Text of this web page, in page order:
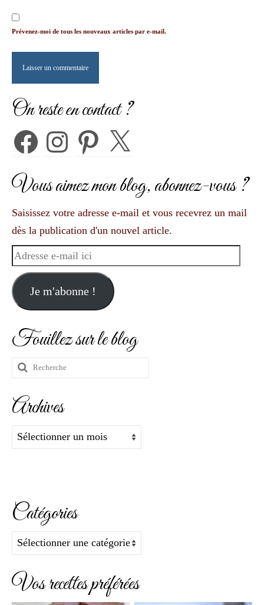
Prévenez-moi de tous les nouveaux articles par e-mail.
On reste en contact ?
FacebookInstagramPinterest X
Vous aimez mon blog, abonnez-vous ?
Saisissez votre adresse e-mail et vous recevrez un mail
dès la publication d'un nouvel article.
Adresse
mail
ici
Je m'abonne !
Fouillez sur le blog
Rechercher
Archives
Archives
Catégories
Catégories
Vos recettes préférées